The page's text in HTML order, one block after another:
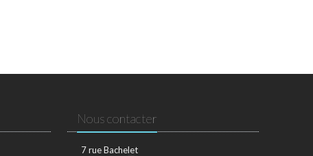
Nous contacter
7 rue Bachelet